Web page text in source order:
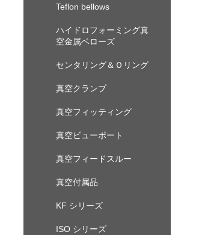
Teflon bellows
ハイドロフォーミング真
空金属ベローズ
センタリング＆Ｏリング
真空クランプ
真空フィッティング
真空ビューポート
真空フィードスルー
真空付属品
KF シリーズ
ISO シリーズ